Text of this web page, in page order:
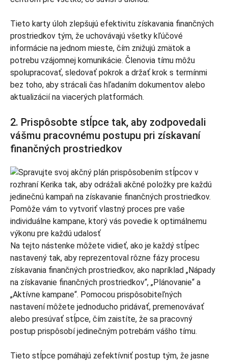
Tieto karty úloh zlepšujú efektivitu získavania finančných
prostriedkov tým, že uchovávajú všetky kľúčové
informácie na jednom mieste, čím znižujú zmätok a
potrebu vzájomnej komunikácie. Členovia tímu môžu
spolupracovať, sledovať pokrok a držať krok s termínmi
bez toho, aby strácali čas hľadaním dokumentov alebo
aktualizácií na viacerých platformách.
2. Prispôsobte stĺpce tak, aby zodpovedali
vášmu pracovnému postupu pri získavaní
finančných prostriedkov
Na tejto nástenke môžete vidieť, ako je každý stĺpec
nastavený tak, aby reprezentoval rôzne fázy procesu
získavania finančných prostriedkov, ako napríklad „Nápady
na získavanie finančných prostriedkov“, „Plánovanie“ a
„Aktívne kampane“. Pomocou prispôsobiteľných
nastavení môžete jednoducho pridávať, premenovávať
alebo presúvať stĺpce, čím zaistíte, že sa pracovný
postup prispôsobí jedinečným potrebám vášho tímu.
Tieto stĺpce pomáhajú zefektívniť postup tým, že jasne